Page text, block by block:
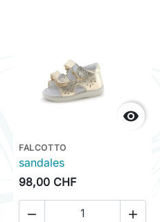

FALCOTTO
sandales
98,00 CHF
 